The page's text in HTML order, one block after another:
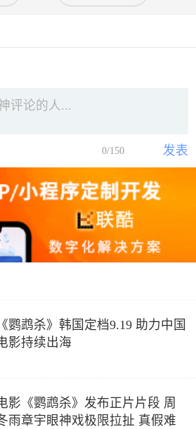
发表
0/150
《鹦鹉杀》韩国定档9.19 助力中国
影持续出海
影《鹦鹉杀》发布正片片段 周
雨章宇眼神戏极限拉扯 真假难